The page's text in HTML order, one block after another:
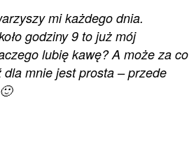
mi każdego dnia.
godziny 9 to już mój
lubię kawę? A może za co
mnie jest prosta – przede